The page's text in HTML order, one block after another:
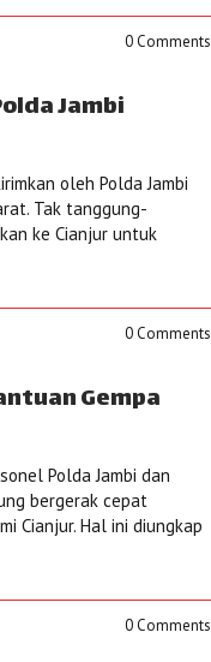
0 Comments
Jambi
oleh Polda Jambi
Tak tanggung-
ke Cianjur untuk
0 Comments
Gempa
Polda Jambi dan
bergerak cepat
Cianjur. Hal ini diungkap
0 Comments